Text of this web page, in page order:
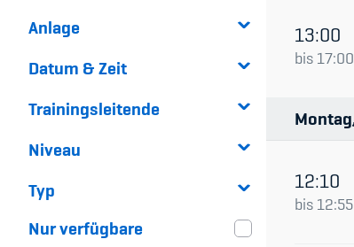
Anlage
Datum & Zeit
Trainingsleitende
Niveau
Typ
Nur verfügbare
13:00
bis 17:00
Montag
12:10
bis 12:55